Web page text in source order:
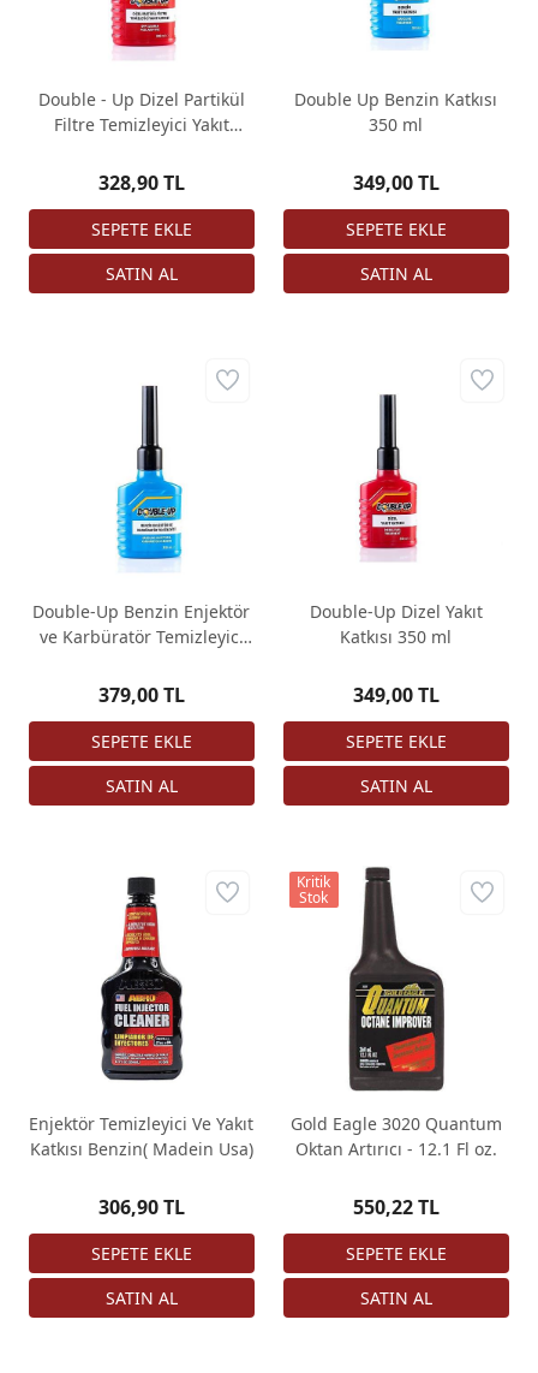
Double - Up Dizel Partikül
Filtre Temizleyici Yakıt
328,90 TL
Double Up Benzin Katkısı
350 ml
349,00 TL
Double-Up Benzin Enjektör
ve Karbüratör Temizleyici
379,00 TL
Double-Up Dizel Yakıt
Katkısı 350 ml
349,00 TL
Enjektör Temizleyici Ve Yakıt
Katkısı Benzin( Madein Usa)
306,90 TL
Gold Eagle 3020 Quantum
Oktan Artırıcı - 12.1 Fl oz.
550,22 TL
Kritik
Stok